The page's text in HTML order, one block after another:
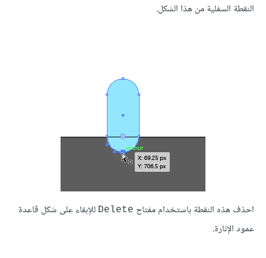
النقطة السفلية من هذا الشكل.
احذف هذه النقطة باستخدام مفتاح Delete للإبقاء على شكل قاعدة
عمود الإنارة.